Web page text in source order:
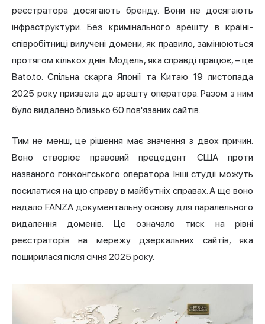
реєстратора досягають бренду. Вони не досягають
інфраструктури. Без кримінального арешту в країні-
співробітниці вилучені домени, як правило, замінюються
протягом кількох днів. Модель, яка справді працює, – це
Bato.to. Спільна скарга Японії та Китаю 19 листопада
2025 року призвела до арешту оператора. Разом з ним
було видалено близько 60 пов'язаних сайтів.
Тим не менш, це рішення має значення з двох причин.
Воно створює правовий прецедент США проти
названого гонконгського оператора. Інші студії можуть
посилатися на цю справу в майбутніх справах. А ще воно
надало FANZA документальну основу для паралельного
видалення доменів. Це означало тиск на рівні
реєстраторів на мережу дзеркальних сайтів, яка
поширилася після січня 2025 року.